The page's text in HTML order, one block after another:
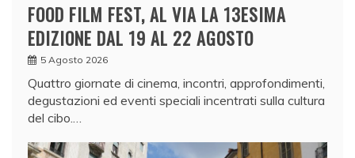
FOOD FILM FEST, AL VIA LA 13ESIMA
EDIZIONE DAL 19 AL 22 AGOSTO
5 Agosto 2026
Quattro giornate di cinema, incontri, approfondimenti,
degustazioni ed eventi speciali incentrati sulla cultura
del cibo.…